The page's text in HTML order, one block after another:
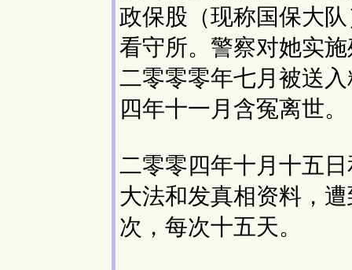
政保股（现称国保大
看守所。警察对她实
二零零零年七月被送
四年十一月含冤离世。
二零零四年十月十五
大法和发真相资料，
次，每次十五天。